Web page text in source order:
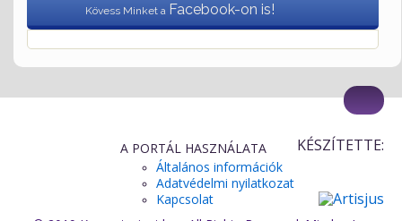
Kövess Minket a Facebook-on is!
A PORTÁL HASZNÁLATA
Általános információk
Adatvédelmi nyilatkozat
Kapcsolat
KÉSZÍTETTE: